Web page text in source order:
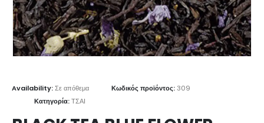
Availability:Σε απόθεμα Κωδικός προϊόντος:309
Κατηγορία:ΤΣΑΙ